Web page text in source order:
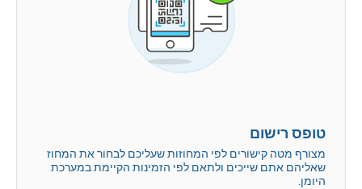
טופס רישום
מצורף מטה קישורים לפי המחוזות שעליכם לבחור את המחוז
שאליהם אתם שייכים ולתאם לפי הזמינות הקיימת במערכת
היומן.